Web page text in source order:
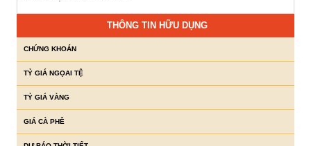
THÔNG TIN HỮU DỤNG
CHỨNG KHOÁN
TỶ GIÁ NGỌAI TỆ
TỶ GIÁ VÀNG
GIÁ CÀ PHÊ